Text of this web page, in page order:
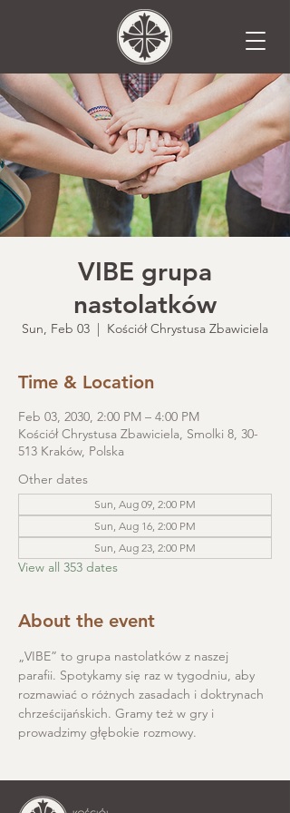
VIBE grupa
nastolatków
Sun, Feb 03
  |
Kościół Chrystusa Zbawiciela
Time & Location
Feb 03, 2030, 2:00 PM – 4:00 PM
Kościół Chrystusa Zbawiciela, Smolki 8, 30-
513 Kraków, Polska
Other dates
Sun, Aug 09, 2:00 PM
Sun, Aug 16, 2:00 PM
Sun, Aug 23, 2:00 PM
View all 353 dates
About the event
„VIBE” to grupa nastolatków z naszej
parafii. Spotykamy się raz w tygodniu, aby
rozmawiać o różnych zasadach i doktrynach
chrześcijańskich. Gramy też w gry i
prowadzimy głębokie rozmowy.